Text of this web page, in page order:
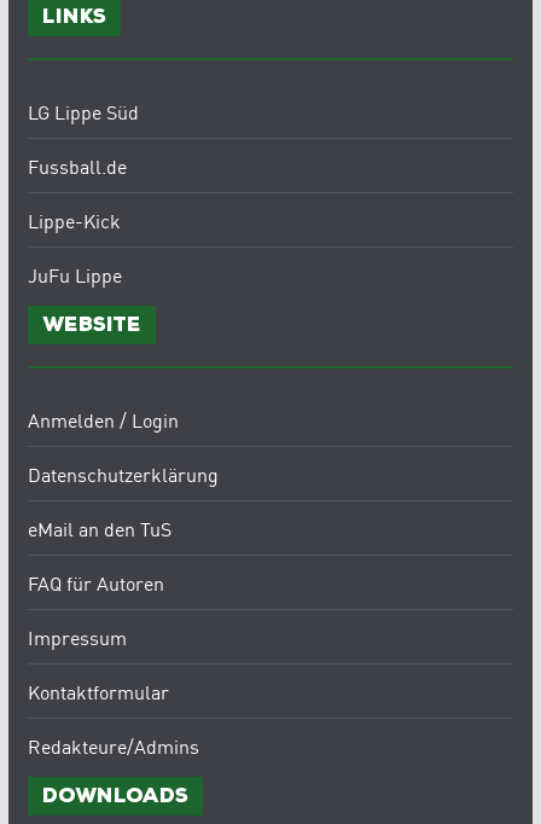
Links
LG Lippe Süd
Fussball.de
Lippe-Kick
JuFu Lippe
Website
Anmelden / Login
Datenschutzerklärung
eMail an den TuS
FAQ für Autoren
Impressum
Kontaktformular
Redakteure/Admins
Downloads